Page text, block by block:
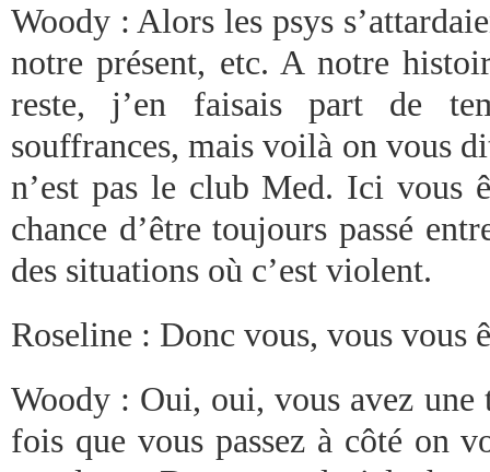
Woody : Alors les psys
notre présent, etc. A notre
reste, j’en faisais part de
souffrances, mais voilà on vous
n’est pas le club Med. Ici vous
chance d’être toujours passé
des situations où c’est violent.
Roseline : Donc vous, vous vous
Woody : Oui, oui, vous avez une
fois que vous passez à côté on